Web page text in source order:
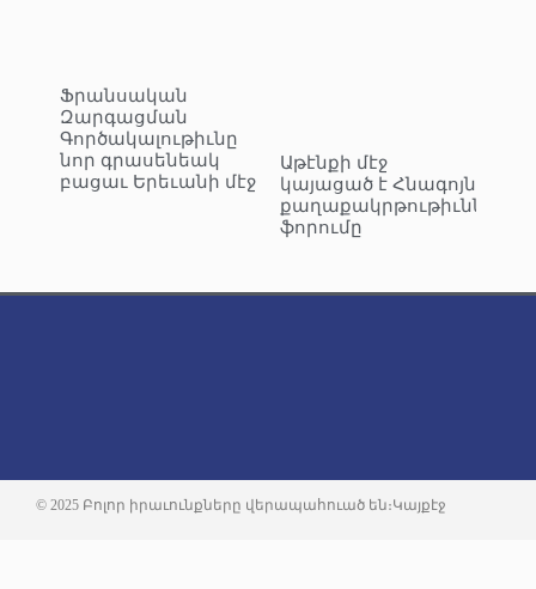
Ֆրանսական
Զարգացման
Գործակալութիւնը
նոր գրասենեակ
բացաւ Երեւանի մէջ
Աթէնքի մէջ
կայացած է Հնագոյն
քաղաքակրթութիւններու
ֆորումը
© 2025 Բոլոր իրաւունքները վերապահուած են։Կայքէջ